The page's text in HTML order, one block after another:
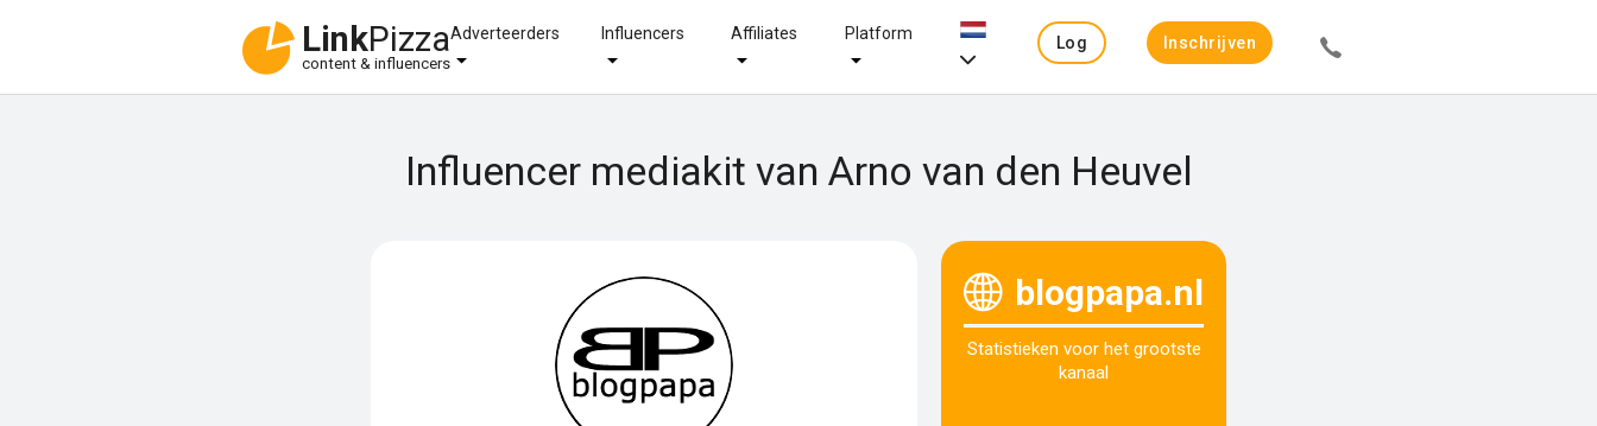
LinkPizza
content & influencers
Adverteerders Influencers Affiliates Platform
Log
Inschrijven
Influencer mediakit van Arno van den Heuvel
blogpapa.nl
Statistieken voor het grootste
kanaal